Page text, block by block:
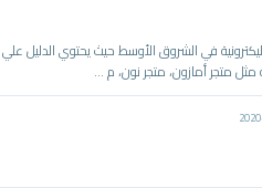
في الشروق الأوسط حيث يحتوي الدليل علي
أمازون، متجر نون، م ...